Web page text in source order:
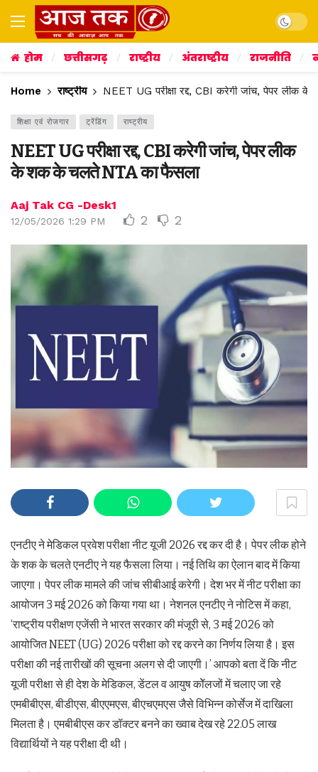
Dark
होम छत्तीसगढ़ राष्ट्रीय अंतराष्ट्रीय राजनीति
Home राष्ट्रीय NEET UG परीक्षा रद्द, CBI करेगी जांच, पेपर
शिक्षा एवं रोजगार ट्रेंडिंग राष्ट्रीय
NEET UG परीक्षा रद्द, CBI करेगी जांच, पेपर लीक
के शक के चलते NTA का फैसला
Aaj Tak CG -Desk1
12/05/2026 1:29 PM 2 2
एनटीए ने मेडिकल प्रवेश परीक्षा नीट यूजी 2026 रद्द कर दी है। पेपर लीक होने
के शक के चलते एनटीए ने यह फैसला लिया। नई तिथि का ऐलान बाद में किया
जाएगा। पेपर लीक मामले की जांच सीबीआई करेगी। देश भर में नीट परीक्षा का
आयोजन 3 मई 2026 को किया गया था। नेशनल एनटीए ने नोटिस में कहा,
‘राष्ट्रीय परीक्षण एजेंसी ने भारत सरकार की मंजूरी से, 3 मई 2026 को
आयोजित NEET (UG) 2026 परीक्षा को रद्द करने का निर्णय लिया है। इस
परीक्षा की नई तारीखों की सूचना अलग से दी जाएगी।’ आपको बता दें कि नीट
यूजी परीक्षा से ही देश के मेडिकल, डेंटल व आयुष कॉेलजों में चलाए जा रहे
एमबीबीएस, बीडीएस, बीएएमएस, बीएचएमएस जैसे विभिन्न कोर्सेज में दाखिला
मिलता है। एमबीबीएस कर डॉक्टर बनने का ख्वाब देख रहे 22.05 लाख
विद्यार्थियों ने यह परीक्षा दी थी।